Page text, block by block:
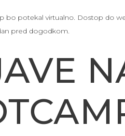
bo potekal virtualno. Dostop do
pred dogodkom.